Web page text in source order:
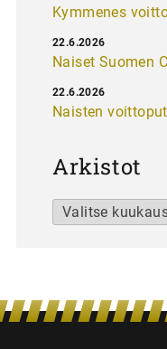
Kymmenes
Naiset Suomen
22.6.2026
Naisten
22.6.2026
Arkistot
Arkistot